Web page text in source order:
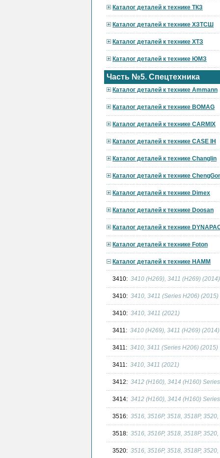
Каталог деталей к технике ТКЗ
Каталог деталей к технике ХЗТСШ
Каталог деталей к технике ХТЗ
Каталог деталей к технике ЮМЗ
Часть №5. Спецтехника
Каталог деталей к технике Ammann
Каталог деталей к технике BOMAG
Каталог деталей к технике CARMIX
Каталог деталей к технике CASE IH
Каталог деталей к технике Changlin
Каталог деталей к технике
Каталог деталей к технике Dimex
Каталог деталей к технике Doosan
Каталог деталей к технике
Каталог деталей к технике Foton
Каталог деталей к технике HAMM
3410: 3410 (H269), 3411 (H269) (2014)
3410: 3410, 3411 (Series H206) (2015)
3410: 3410, 3411 (2021)
3411: 3410 (H269), 3411 (H269) (2014)
3411: 3410, 3411 (Series H206) (2015)
3411: 3410, 3411 (2021)
3412: 3412 (H160), 3414 (H160)
3414: 3412 (H160), 3414 (H160)
3516: 3516, 3516P, 3518, 3518P,
3518: 3516, 3516P, 3518, 3518P,
3520: 3516, 3516P, 3518, 3518P,